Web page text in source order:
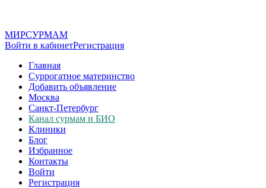
МИРСУРМАМ
Войти в кабинетРегистрация
Главная
Суррогатное материнство
Добавить объявление
Москва
Санкт-Петербург
Канал сурмам и БИО
Клиники
Блог
Избранное
Контакты
Войти
Регистрация